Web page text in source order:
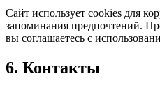
Сайт использует cookies для
запоминания предпочтений.
вы соглашаетесь с
6. Контакты